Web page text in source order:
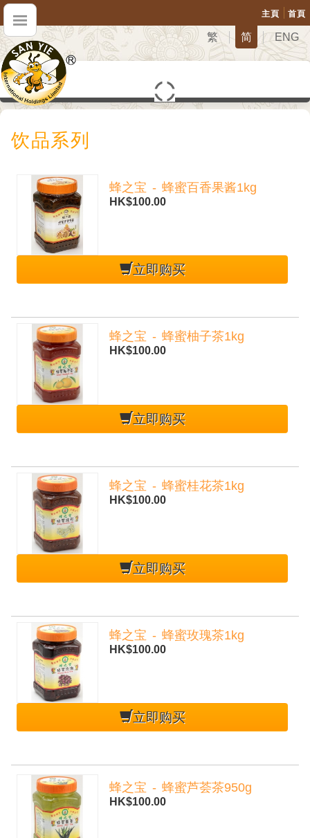
mobile-
主頁 首頁
繁 简 ENG
饮品系列
蜂之宝 - 蜂蜜百香果酱1kg
HK$100.00
立即购买
蜂之宝 - 蜂蜜柚子茶1kg
HK$100.00
立即购买
蜂之宝 - 蜂蜜桂花茶1kg
HK$100.00
立即购买
蜂之宝 - 蜂蜜玫瑰茶1kg
HK$100.00
立即购买
蜂之宝 - 蜂蜜芦荟茶950g
HK$100.00